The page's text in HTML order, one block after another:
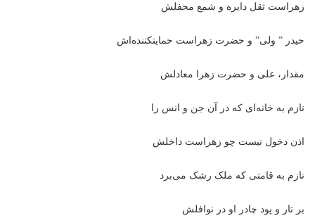
زهراست ثقل دایره و شمع محفلش
حیدر ” ولی” و حضرت زهراست حمایتکننده‌اش
مقدار، علی و حضرت زهرا معادلش
نازم به خانه‌ای که در آن جن و انس را
اذن دخول نیست چو زهراست داخلش
نازم به قامتی که ملک رشک می‌برد
بر تار و پود چادر او در نوافلش